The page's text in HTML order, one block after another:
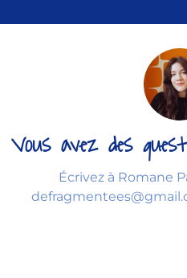
Vous avez des
Écrivez à Romane